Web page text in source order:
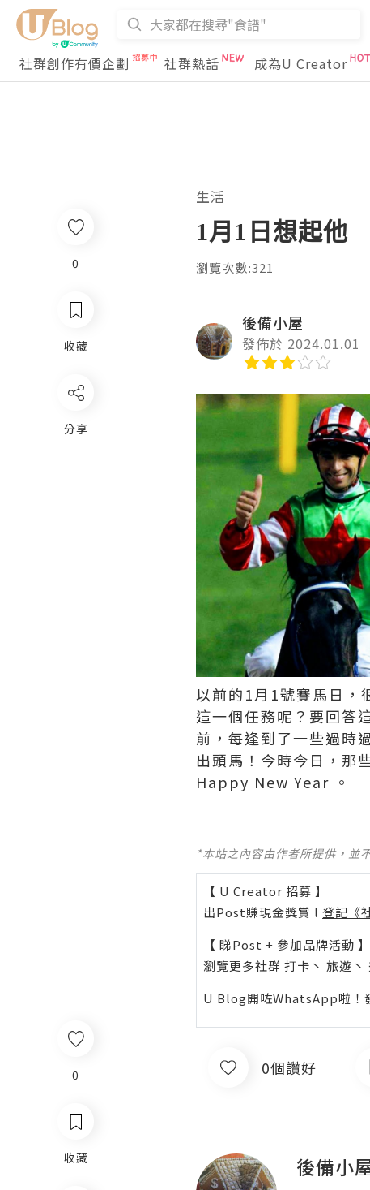
社群創作有價企劃 社群熱話 成為U Creator
0
收藏
生活
1月1日想起他
瀏覽次數:321
後備小屋
發佈於 2024.01.01
以前的1月1號賽馬日，
這一個任務呢？要回答
前，每逢到了一些過時
出頭馬！今時今日，那
Happy New Year 。
*本站之內容由作者所提供，並
【 U Creator 招募 】
出Post賺現金獎賞 l 登記《
【 睇Post + 參加品牌活動 】
瀏覽更多社群 打卡 丶 旅遊 丶
U Blog開咗WhatsApp啦！
0個讚好
後備小
0
收藏
分享